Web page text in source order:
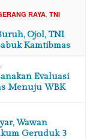
RAYA TNI
Ojol, TNI
Kamtibmas
Evaluasi
Menuju WBK
Wawan
Geruduk 3